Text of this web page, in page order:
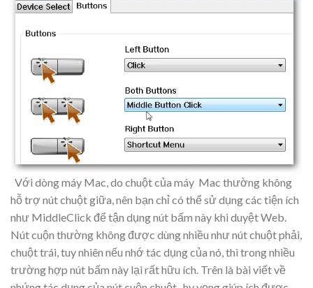
Với dòng máy Mac, do chuột của máy Mac thường không
hỗ trợ nút chuột giữa, nên bạn chỉ có thể sử dụng các tiện ích
như MiddleClick để tận dụng nút bấm này khi duyệt Web.
Nút cuộn thường không được dùng nhiều như nút chuột phải,
chuột trái, tuy nhiên nếu nhớ tác dụng của nó, thì trong nhiều
trường hợp nút bấm này lại rất hữu ích. Trên là bài viết về